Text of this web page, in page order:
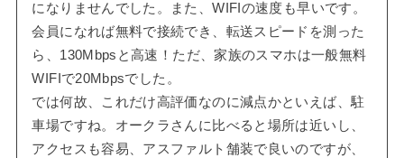
になりませんでした。また、WIFIの速度も早いです。
会員になれば無料で接続でき、転送スピードを測った
ら、130Mbpsと高速！ただ、家族のスマホは一般無料
WIFIで20Mbpsでした。
では何故、これだけ高評価なのに減点かといえば、駐
車場ですね。オークラさんに比べると場所は近いし、
アクセスも容易、アスファルト舗装で良いのですが、